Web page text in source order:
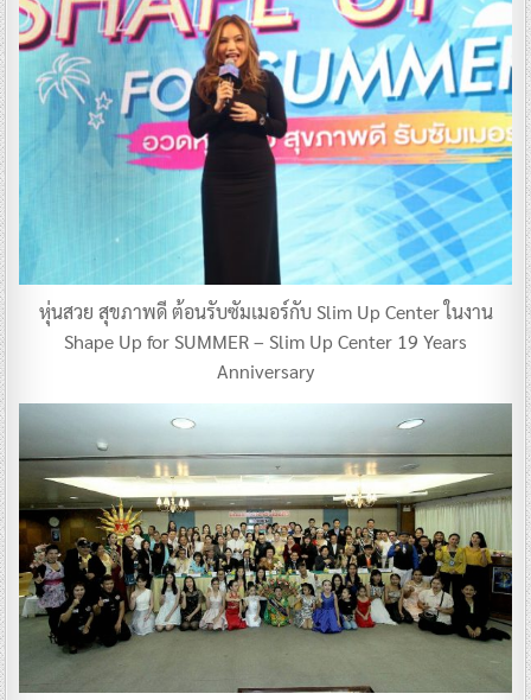
หุ่นสวย สุขภาพดี ต้อนรับซัมเมอร์กับ Slim Up Center ในงาน
Shape Up for SUMMER – Slim Up Center 19 Years
Anniversary